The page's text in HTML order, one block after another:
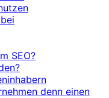
SEO?
denn einen